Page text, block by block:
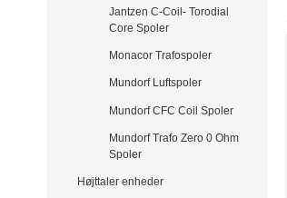
Jantzen C-Coil- Torodial
Core Spoler
Monacor Trafospoler
Mundorf Luftspoler
Mundorf CFC Coil Spoler
Mundorf Trafo Zero 0 Ohm
Spoler
Højttaler enheder